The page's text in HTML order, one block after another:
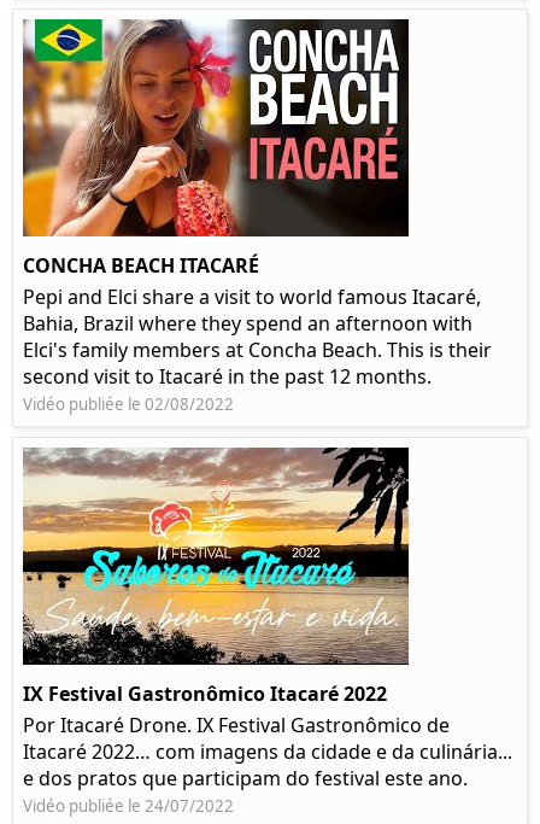
CONCHA BEACH ITACARÉ
Pepi and Elci share a visit to world famous Itacaré,
Bahia, Brazil where they spend an afternoon with
Elci's family members at Concha Beach. This is their
second visit to Itacaré in the past 12 months.
Vidéo publiée le 02/08/2022
IX Festival Gastronômico Itacaré 2022
Por Itacaré Drone. IX Festival Gastronômico de
Itacaré 2022… com imagens da cidade e da culinária...
e dos pratos que participam do festival este ano.
Vidéo publiée le 24/07/2022